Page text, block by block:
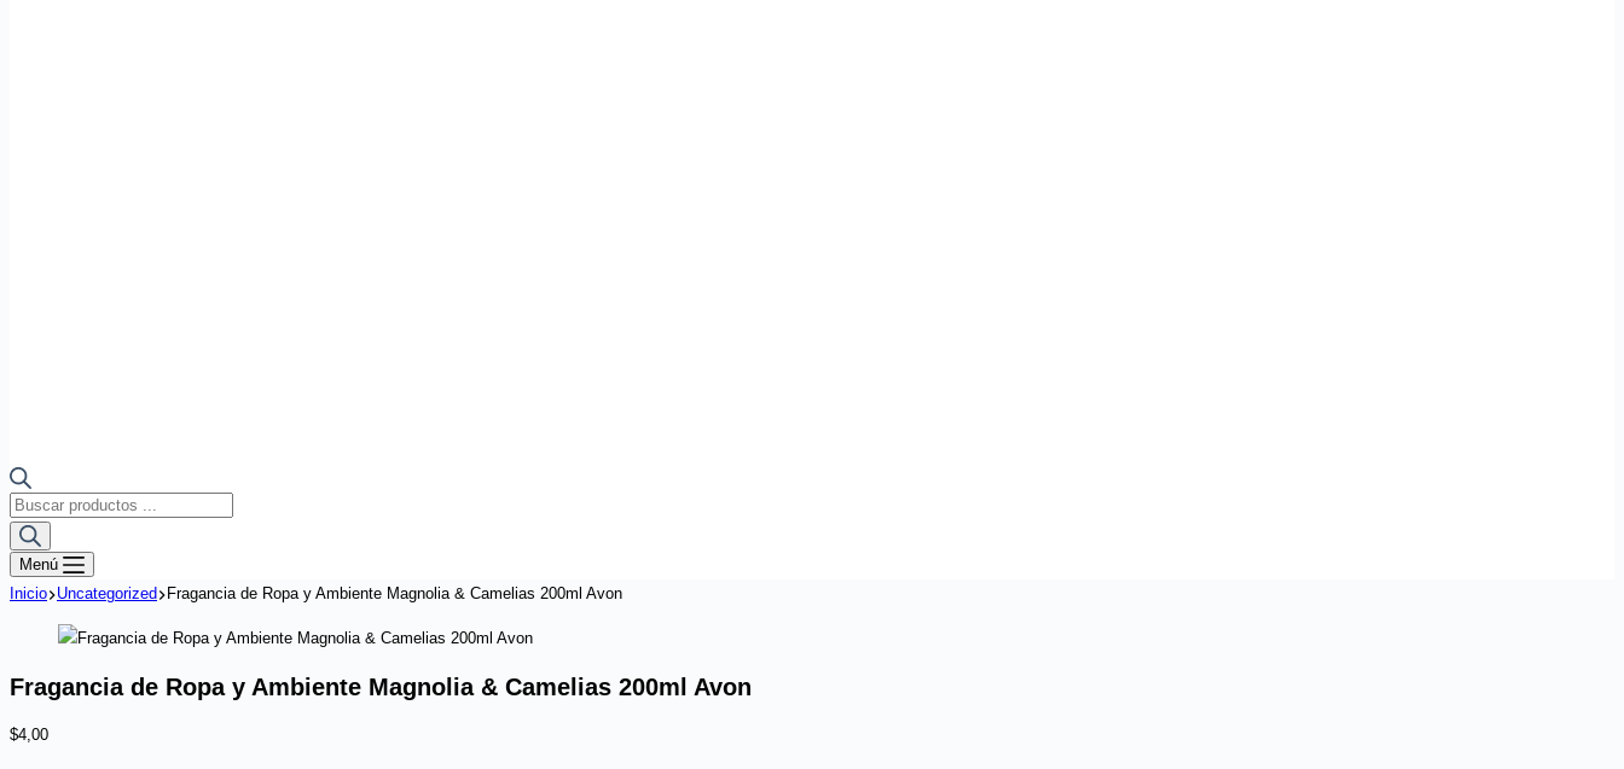
Búsqueda
de
productos
Menú
Inicio Uncategorized Fragancia de Ropa y Ambiente Magnolia & Camelias 200ml Avon
Fragancia de Ropa y Ambiente Magnolia & Camelias 200ml Avon
$4,00